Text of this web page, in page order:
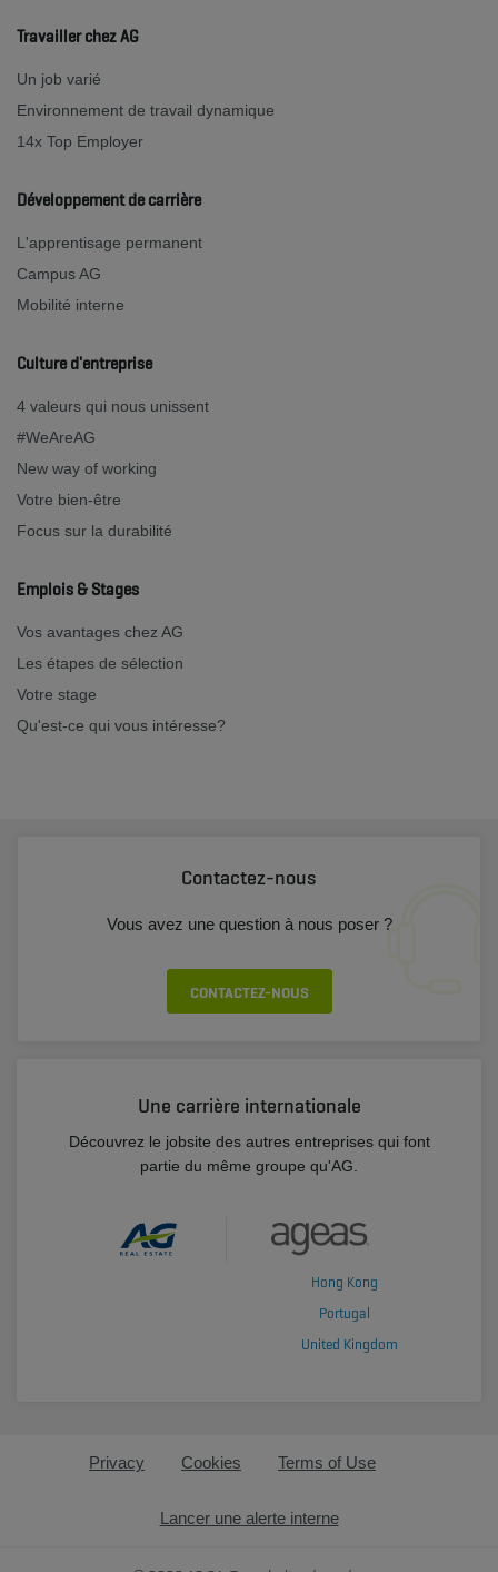
Travailler chez AG
Un job varié
Environnement de travail dynamique
14x Top Employer
Développement de carrière
L'apprentisage permanent
Campus AG
Mobilité interne
Culture d'entreprise
4 valeurs qui nous unissent
#WeAreAG
New way of working
Votre bien-être
Focus sur la durabilité
Emplois & Stages
Vos avantages chez AG
Les étapes de sélection
Votre stage
Qu'est-ce qui vous intéresse?
Contactez-nous
Vous avez une question à nous poser ?
CONTACTEZ-NOUS
Une carrière internationale
Découvrez le jobsite des autres entreprises qui font
partie du même groupe qu'AG.
Hong Kong
Portugal
United Kingdom
Privacy Cookies Terms of Use
Lancer une alerte interne